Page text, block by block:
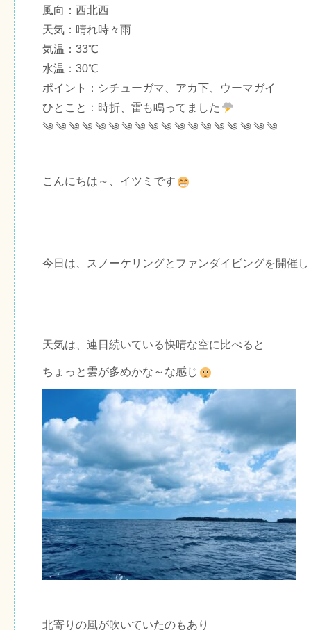
風向：西北西
天気：晴れ時々雨
気温：33℃
水温：30℃
ポイント：シチューガマ、アカ下、ウーマガイ
ひとこと：時折、雷も鳴ってました
༄ ༄ ༄ ༄ ༄ ༄ ༄ ༄ ༄ ༄ ༄ ༄ ༄ ༄ ༄ ༄ ༄ ༄
こんにちは～、イツミです
今日は、スノーケリングとファンダイビングを開催
天気は、連日続いている快晴な空に比べると
ちょっと雲が多めかな～な感じ
北寄りの風が吹いていたのもあり